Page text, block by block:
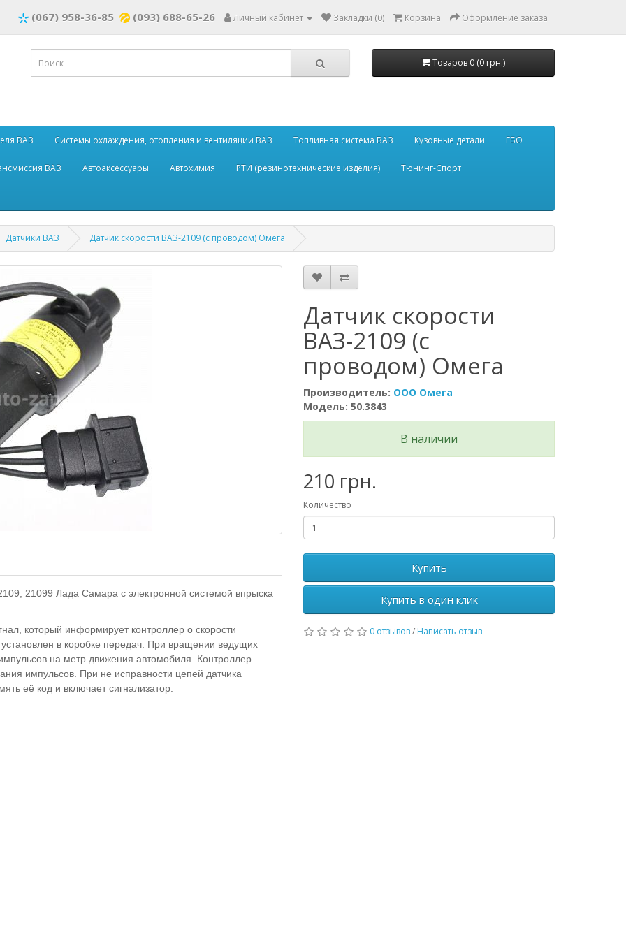
(067) 958-36-85 (093) 688-65-26 Личный кабинет Закладки (0) Корзина Оформление заказа
Товаров 0 (0 грн.)
ВАЗ Системы охлаждения, отопления и вентиляции ВАЗ Топливная система ВАЗ Кузовные детали ГБО
ВАЗ Автоаксессуары Автохимия РТИ (резинотехнические изделия) Тюнинг-Спорт
Датчики ВАЗ Датчик скорости ВАЗ-2109 (с проводом) Омега
21099 Лада Самара с электронной системой впрыска
который информирует контроллер о скорости
в коробке передач. При вращении ведущих
на метр движения автомобиля. Контроллер
импульсов. При не исправности цепей датчика
её код и включает сигнализатор.
Датчик скорости
ВАЗ-2109 (с
проводом) Омега
Производитель: ООО Омега
Модель: 50.3843
В наличии
210 грн.
Количество
Купить
Купить в один клик
0 отзывов/ Написать отзыв